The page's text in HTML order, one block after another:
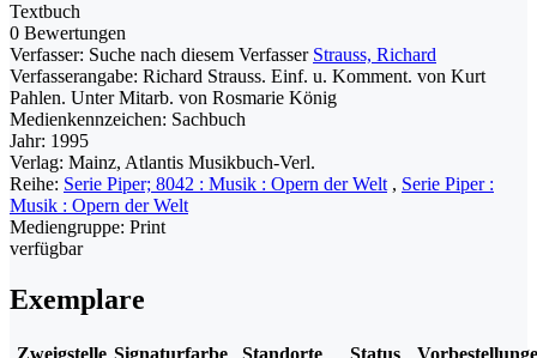
Textbuch
0 Bewertungen
Verfasser: Suche nach diesem Verfasser Strauss, Richard
Verfasserangabe: Richard Strauss. Einf. u. Komment. von Kurt
Pahlen. Unter Mitarb. von Rosmarie König
Medienkennzeichen: Sachbuch
Jahr: 1995
Verlag: Mainz, Atlantis Musikbuch-Verl.
Reihe: Serie Piper; 8042 : Musik : Opern der Welt , Serie Piper :
Musik : Opern der Welt
Mediengruppe: Print
verfügbar
Exemplare
Zweigstelle Signaturfarbe Standorte Status